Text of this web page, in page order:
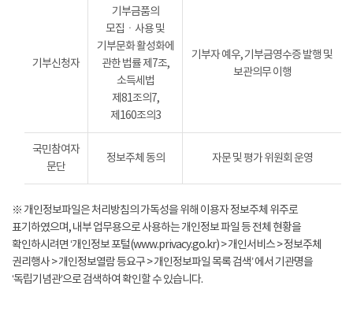
기부신청자
기부금품의
모집ㆍ사용 및
기부문화 활성화에
관한 법률 제7조,
소득세법
제81조의7,
제160조의3
기부자 예우, 기부금영수증 발행 및
보관의무 이행
국민참여자
문단
정보주체 동의 자문 및 평가 위원회 운영
※ 개인정보파일은 처리방침의 가독성을 위해 이용자 정보주체 위주로
표기하였으며, 내부 업무용으로 사용하는 개인정보 파일 등 전체 현황을
확인하시려면 ‘개인정보 포털(www.privacy.go.kr) > 개인서비스 > 정보주체
권리행사 > 개인정보열람 등요구 > 개인정보파일 목록 검색’ 에서 기관명을
‘독립기념관’으로 검색하여 확인할 수 있습니다.